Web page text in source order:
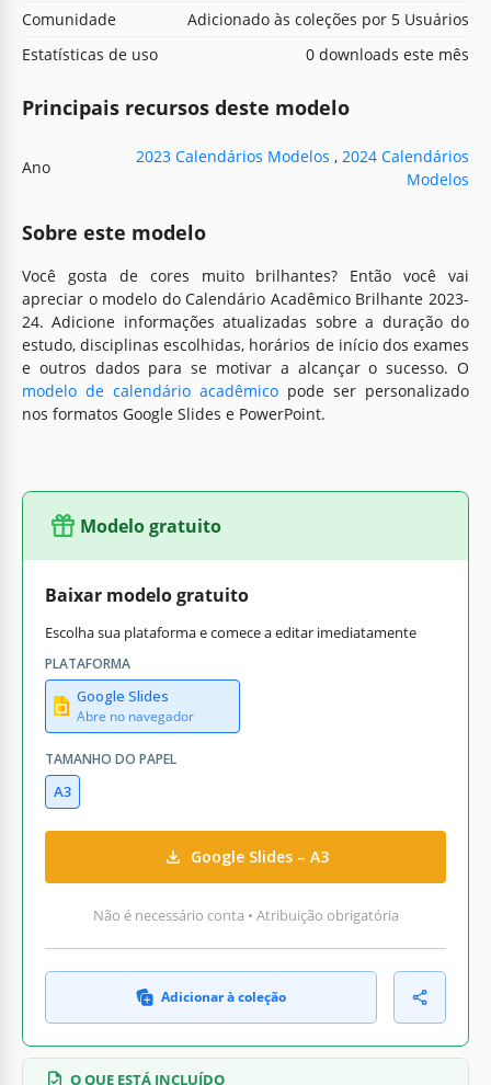
Comunidade
Adicionado às coleções por 5 Usuários
Estatísticas de uso
0 downloads este mês
Principais recursos deste modelo
Ano
2023 Calendários Modelos , 2024 Calendários
Modelos
Sobre este modelo
Você gosta de cores muito brilhantes? Então você vai
apreciar o modelo do Calendário Acadêmico Brilhante 2023-
24. Adicione informações atualizadas sobre a duração do
estudo, disciplinas escolhidas, horários de início dos exames
e outros dados para se motivar a alcançar o sucesso. O
modelo de calendário acadêmico pode ser personalizado
nos formatos Google Slides e PowerPoint.
Modelo gratuito
Baixar modelo gratuito
Escolha sua plataforma e comece a editar imediatamente
PLATAFORMA
Google Slides
Abre no navegador
TAMANHO DO PAPEL
A3
Google Slides – A3
Não é necessário conta • Atribuição obrigatória
Adicionar à coleção
O QUE ESTÁ INCLUÍDO